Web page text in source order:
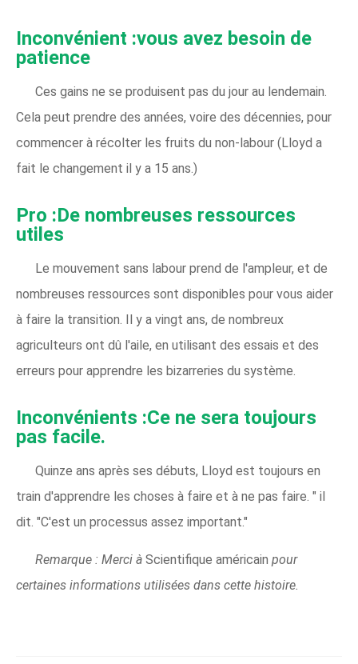
Inconvénient :vous avez besoin de
patience
Ces gains ne se produisent pas du jour au lendemain.
Cela peut prendre des années, voire des décennies, pour
commencer à récolter les fruits du non-labour (Lloyd a
fait le changement il y a 15 ans.)
Pro :De nombreuses ressources
utiles
Le mouvement sans labour prend de l'ampleur, et de
nombreuses ressources sont disponibles pour vous aider
à faire la transition. Il y a vingt ans, de nombreux
agriculteurs ont dû l'aile, en utilisant des essais et des
erreurs pour apprendre les bizarreries du système.
Inconvénients :Ce ne sera toujours
pas facile.
Quinze ans après ses débuts, Lloyd est toujours en
train d'apprendre les choses à faire et à ne pas faire. " il
dit. "C'est un processus assez important."
Remarque : Merci à Scientifique américain pour
certaines informations utilisées dans cette histoire.